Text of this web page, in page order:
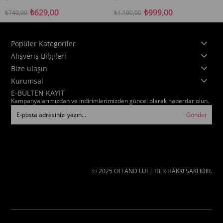
₺629,00
₺740,00 ₺999,00
₺1.100,00
Popüler Kategoriler
Alışveriş Bilgileri
Bize ulaşın
Kurumsal
E-BÜLTEN KAYIT
Kampanyalarımızdan ve indirimlerimizden güncel olarak haberdar olun.
Gönder
© 2025 OLİ AND LUİ | HER HAKKI SAKLIDIR.